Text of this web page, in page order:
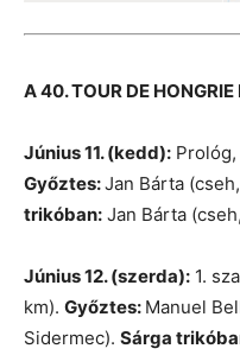
A 40. TOUR DE
Június 11. (kedd):
Győztes:Jan Bárta
trikóban: Jan Bárta
Június 12. (szerda): 1.
km). Győztes: Manuel
Sidermec). Sárga